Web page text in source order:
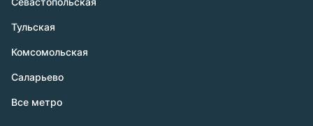
Тульская
Комсомольская
Саларьево
Все метро